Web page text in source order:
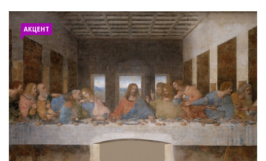
АКЦЕНТ